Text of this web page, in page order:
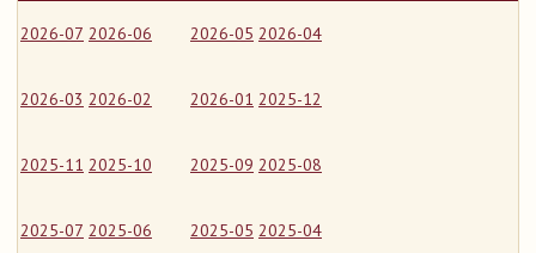
2026-07 2026-06 2026-05 2026-04
2026-03 2026-02 2026-01 2025-12
2025-11 2025-10 2025-09 2025-08
2025-07 2025-06 2025-05 2025-04